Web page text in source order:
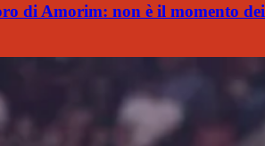
di Amorim: non è il momento dei